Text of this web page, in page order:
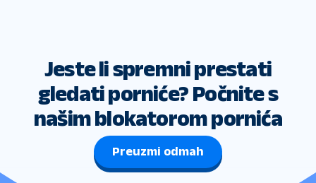
Jeste li spremni prestati
gledati porniće? Počnite s
našim blokatorom pornića
Preuzmi odmah